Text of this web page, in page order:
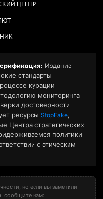
ЦЕНТР
Издание
стандарты
курации
мониторинга
достоверности
ресурсы StopFake,
Центра стратегических
политики
с этическим
но если вы заметили
сообщите нам: